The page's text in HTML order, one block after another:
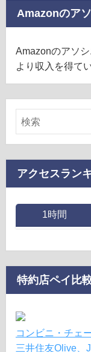
Amazonのア
Amazonのアソ
より収入を得て
アクセスラン
1時間
特約店ペイ比
コンビニ・チェ
三井住友Olive、